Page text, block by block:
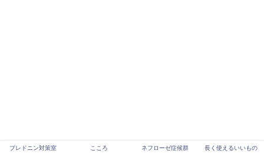
プレドニン対策室 こころ ネフローゼ症候群 長く使えるいいもの